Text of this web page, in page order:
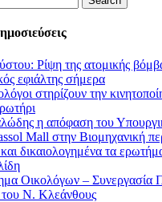
Ρίψη της ατομικής
εφιάλτης σήμερα
στηρίζουν την
η απόφαση του
Mall στην Βιομηχανική
δικαιολογημένα τα
Οικολόγων – Συνεργασία
του Ν. Κλεάνθους